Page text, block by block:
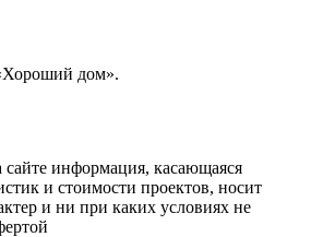
дом».
сайте информация, касающаяся
и стоимости проектов, носит
и ни при каких условиях не